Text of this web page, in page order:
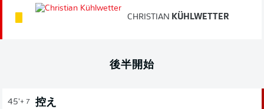
CHRISTIAN KÜHLWETTER
後半開始
45'+ 7 控え